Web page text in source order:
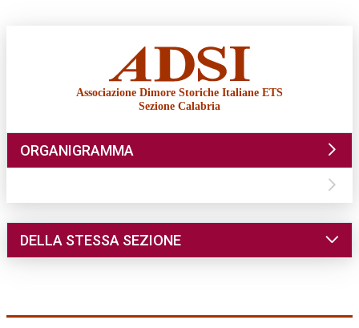
Associazione Dimore Storiche Italiane ETS
Sezione Calabria
ORGANIGRAMMA
DELLA STESSA SEZIONE